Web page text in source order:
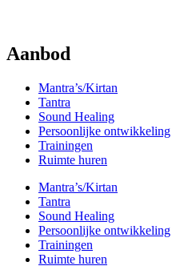
Aanbod
Mantra’s/Kirtan
Tantra
Sound Healing
Persoonlijke ontwikkeling
Trainingen
Ruimte huren
Mantra’s/Kirtan
Tantra
Sound Healing
Persoonlijke ontwikkeling
Trainingen
Ruimte huren